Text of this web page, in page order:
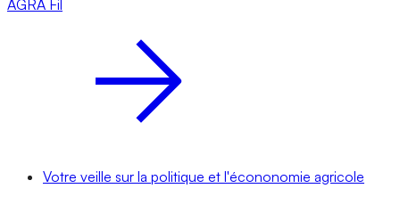
AGRA Fil
Votre veille sur la politique et l'écononomie agricole